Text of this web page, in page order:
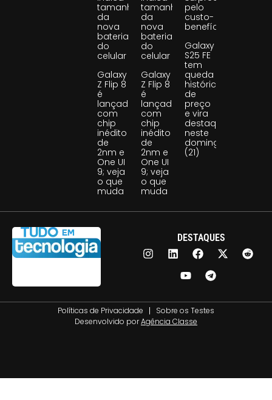
tamanho
da
nova
bateria
do
celular
Galaxy
Z Flip 8
é
lançado
com
chip
inédito
de
2nm e
One UI
9; veja
o que
muda
tamanho
da
nova
bateria
do
celular
Galaxy
Z Flip 8
é
lançado
com
chip
inédito
de
2nm e
One UI
9; veja
o que
muda
pelo
custo-
benefício
Galaxy
S25 FE
tem
queda
histórica
de
preço
e vira
destaque
neste
domingo
(21)
DESTAQUES
Políticas de Privacidade
Sobre os Testes
Desenvolvido porAgência Classe